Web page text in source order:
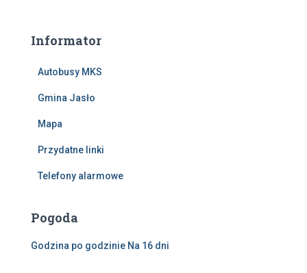
Informator
Autobusy MKS
Gmina Jasło
Mapa
Przydatne linki
Telefony alarmowe
Pogoda
Godzina po godzinie Na 16 dni